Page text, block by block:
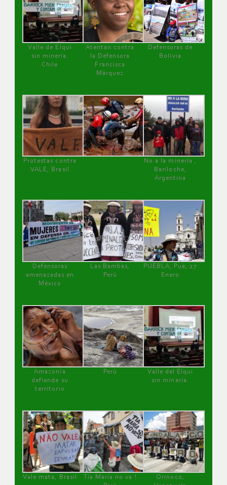
Valle de Elqui
sin minería.
Chile
Atentan contra
la Defensora
Francisca
Márquez
Defensoras de
Bolivia
Protestas contra
VALE, Brasil
No a la minería ,
Bariloche,
Argentina
Defensoras
amenazadas en
México
Las Bambas,
Perú
PUEBLA, Pue, 27
Enero
Amazonía
defiende su
territorio
Perú
Valle del Elqui
sin minería.
Vale mata, Brasil
Tía María no va !
Orinoco,